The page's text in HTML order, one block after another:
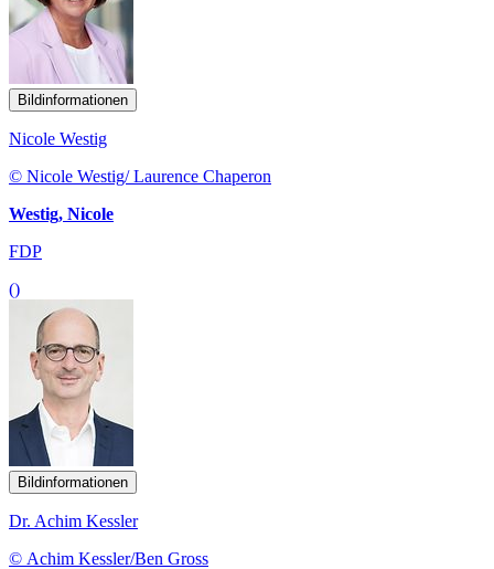
Bildinformationen
Nicole Westig
© Nicole Westig/ Laurence Chaperon
Westig, Nicole
FDP
()
Bildinformationen
Dr. Achim Kessler
© Achim Kessler/Ben Gross